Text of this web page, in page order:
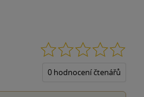
0 hodnocení čtenářů